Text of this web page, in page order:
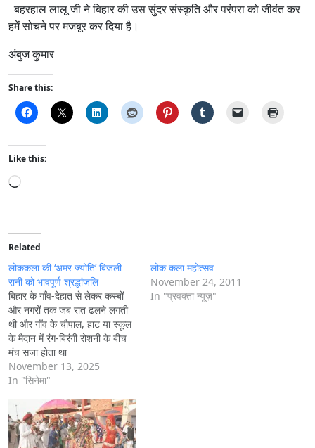
बहरहाल लालू जी ने बिहार की उस सुंदर संस्कृति और परंपरा को जीवंत कर
हमें सोचने पर मजबूर कर दिया है।
अंबुज कुमार
Share this:
Like this:
L
d
i
n
g
…
Related
लोककला की ‘अमर ज्योति’ बिजली
रानी को भावपूर्ण श्रद्धांजलि
बिहार के गाँव-देहात से लेकर कस्बों
और नगरों तक जब रात ढलने लगती
थी और गाँव के चौपाल, हाट या स्कूल
के मैदान में रंग-बिरंगी रोशनी के बीच
मंच सजा होता था
November 13, 2025
In "सिनेमा"
लोक कला महोत्सव
November 24, 2011
In "प्रवक्ता न्यूज़"